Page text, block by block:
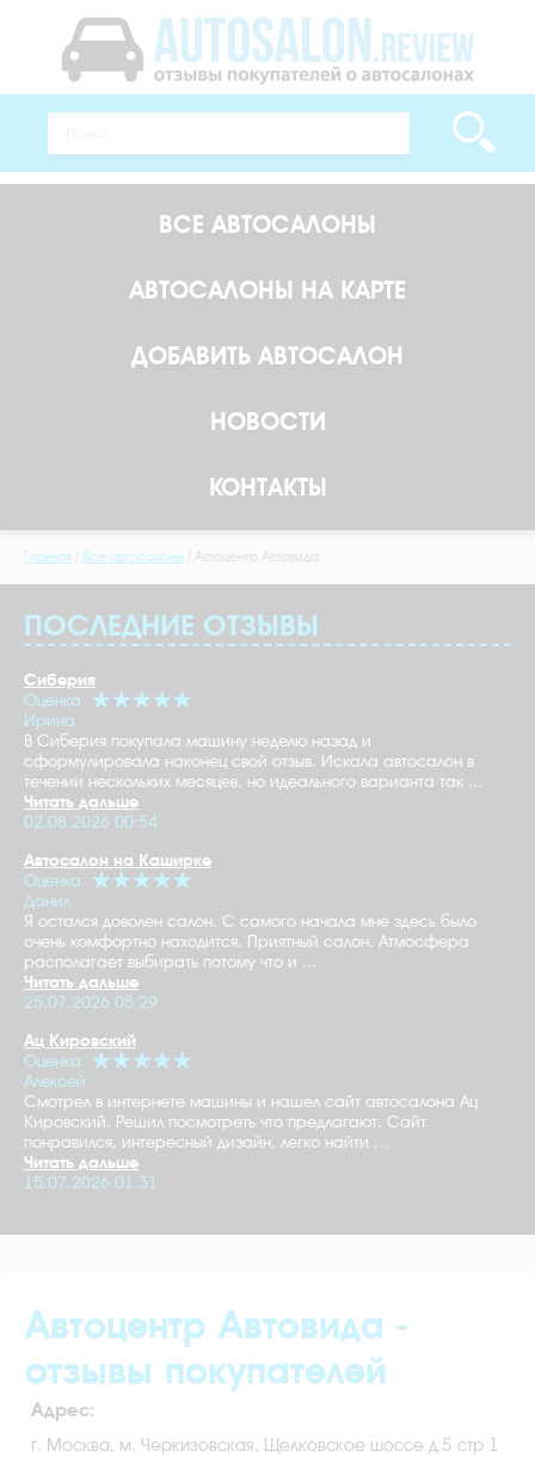
ВСЕ АВТОСАЛОНЫ
АВТОСАЛОНЫ НА КАРТЕ
ДОБАВИТЬ АВТОСАЛОН
НОВОСТИ
КОНТАКТЫ
Главная Все автосалоны Автоцентр Автовида
ПОСЛЕДНИЕ ОТЗЫВЫ
Сиберия
Оценка:
Ирина
В Сиберия покупала машину неделю назад и
сформулировала наконец свой отзыв. Искала автосалон в
течении нескольких месяцев, но идеального варианта так ...
Читать дальше
02.08.2026 00:54
Автосалон на Каширке
Оценка:
Данил
Я остался доволен салон. С самого начала мне здесь было
очень комфортно находится. Приятный салон. Атмосфера
располагает выбирать потому что и ...
Читать дальше
25.07.2026 05:29
Ац Кировский
Оценка:
Алексей
Смотрел в интернете машины и нашел сайт автосалона Ац
Кировский. Решил посмотреть что предлагают. Сайт
понравился, интересный дизайн, легко найти ...
Читать дальше
15.07.2026 01:31
Автоцентр Автовида -
отзывы покупателей
Адрес:
г. Москва, м. Черкизовская, Щелковское шоссе д.5 стр 1